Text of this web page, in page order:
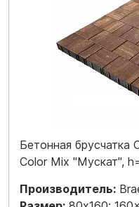
Бетонная брусчатка
Color Mix "Мускат",
Производитель: